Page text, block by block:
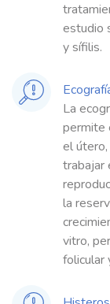
estudio
y sífilis.
La
permite
el
trabajar
la
vitro,
folicular